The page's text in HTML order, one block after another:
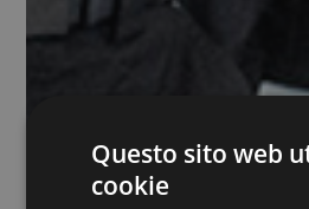
Questo sito web
cookie